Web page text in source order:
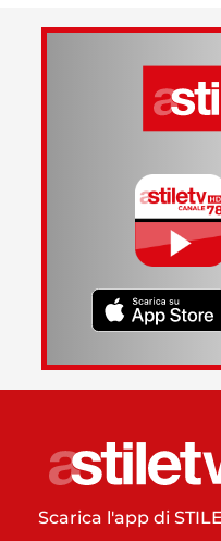
Scarica l'app di